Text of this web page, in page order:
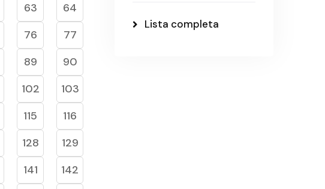
63
64
76
77
89
90
102
103
115
116
128
129
141
142
Lista completa